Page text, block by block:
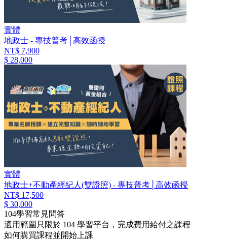
實體
地政士 - 專技普考│高效函授
NT$ 7,900
$ 28,000
實體
地政士+不動產經紀人(雙證照) - 專技普考│高效函授
NT$ 17,500
$ 30,000
104學習常見問答
適用範圍只限於 104 學習平台，完成費用給付之課程
如何購買課程並開始上課